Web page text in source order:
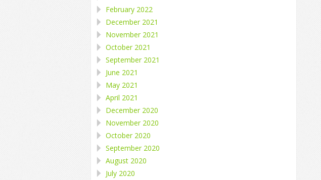
February 2022
December 2021
November 2021
October 2021
September 2021
June 2021
May 2021
April 2021
December 2020
November 2020
October 2020
September 2020
August 2020
July 2020